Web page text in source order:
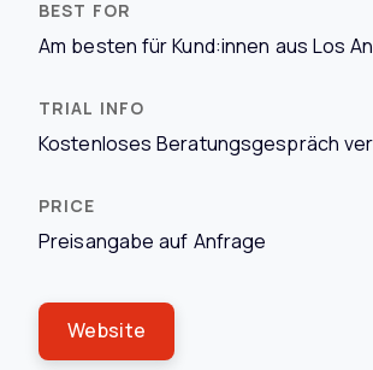
Am besten für Kund:innen aus Los
Kostenloses Beratungsgespräch
Preisangabe auf Anfrage
Website